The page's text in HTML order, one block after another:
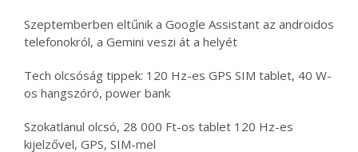
Szeptemberben eltűnik a Google Assistant az androidos
telefonokról, a Gemini veszi át a helyét
Tech olcsóság tippek: 120 Hz-es GPS SIM tablet, 40 W-
os hangszóró, power bank
Szokatlanul olcsó, 28 000 Ft-os tablet 120 Hz-es
kijelzővel, GPS, SIM-mel